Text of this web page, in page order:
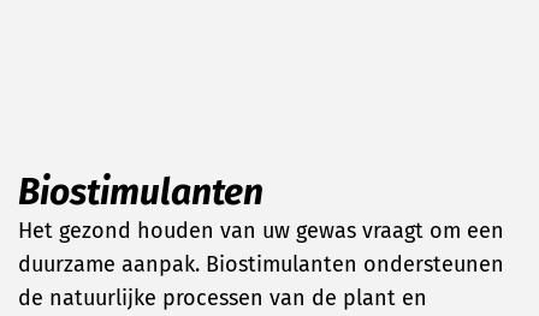
Biostimulanten
Het gezond houden van uw gewas vraagt om een
duurzame aanpak. Biostimulanten ondersteunen
de natuurlijke processen van de plant en